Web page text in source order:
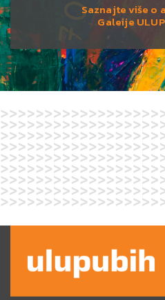
Saznajte više o
Galeije